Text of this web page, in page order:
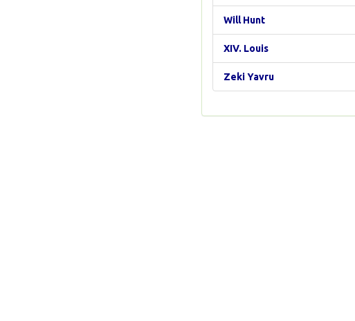
Will Hunt
XIV. Louis
Zeki Yavru